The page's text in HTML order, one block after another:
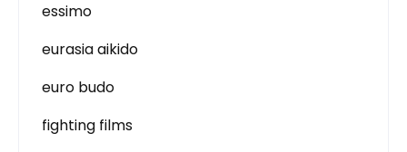
essimo
eurasia aikido
euro budo
fighting films